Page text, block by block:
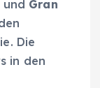
und Gran
Die
in den